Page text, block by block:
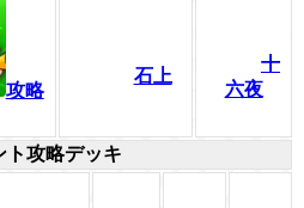
攻略
石上
十
六夜
ト攻略デッキ